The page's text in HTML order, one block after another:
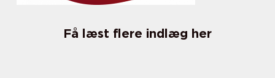
Få læst flere indlæg her